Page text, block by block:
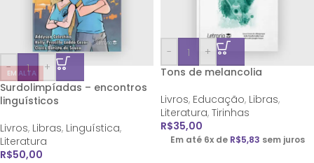
EM ALTA
-
+
Surdolimpíadas – encontros
linguísticos
Livros, Libras, Linguística,
Literatura
R$50,00
-
+
Tons de melancolia
Livros, Educação, Libras,
Literatura, Tirinhas
R$35,00
Em até 6x de R$5,83 sem juros